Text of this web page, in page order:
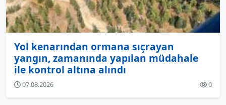
Yol kenarından ormana sıçrayan
yangın, zamanında yapılan müdahale
ile kontrol altına alındı
07.08.2026 0